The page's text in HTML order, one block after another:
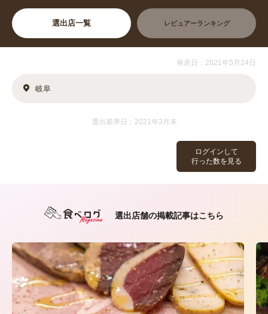
選出店一覧 レビュアーランキング
ログインして
行った数を見る
発表日：2021年5月24日
岐阜
選出基準日：2021年3月末
選出店舗の掲載記事はこちら